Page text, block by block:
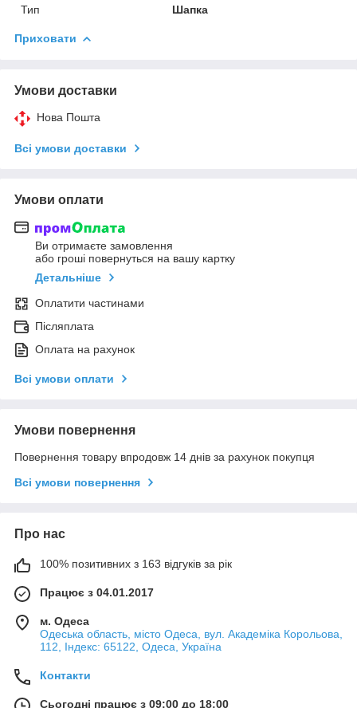
Тип
Шапка
Приховати
Умови доставки
Нова Пошта
Всі умови доставки
Умови оплати
Ви отримаєте замовлення
або гроші повернуться на вашу картку
Детальніше
Оплатити частинами
Післяплата
Оплата на рахунок
Всі умови оплати
Умови повернення
Повернення товару впродовж 14 днів за рахунок покупця
Всі умови повернення
Про нас
100% позитивних з 163 відгуків за рік
Працює з 04.01.2017
м. Одеса
Одеська область, місто Одеса, вул. Академіка Корольова,
112, Індекс: 65122, Одеса, Україна
Контакти
Сьогодні працює з 09:00 до 18:00